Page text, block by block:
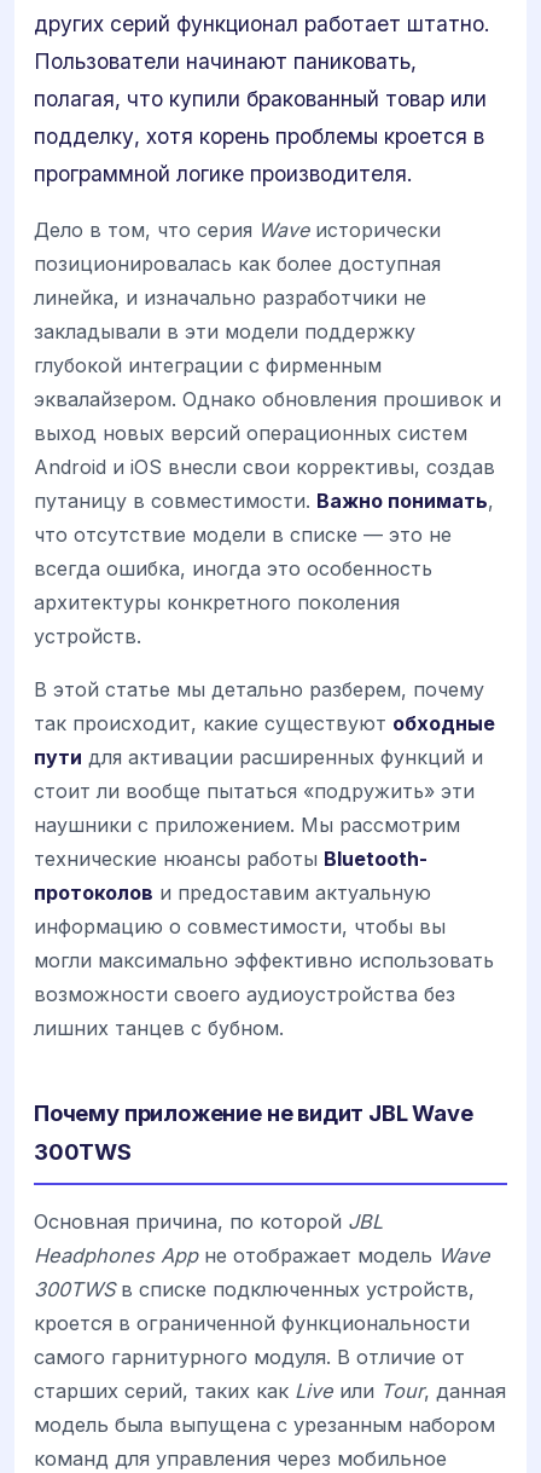
других серий функционал работает штатно.
Пользователи начинают паниковать,
полагая, что купили бракованный товар или
подделку, хотя корень проблемы кроется в
программной логике производителя.
Дело в том, что серия Waveисторически
позиционировалась как более доступная
линейка, и изначально разработчики не
закладывали в эти модели поддержку
глубокой интеграции с фирменным
эквалайзером. Однако обновления прошивок и
выход новых версий операционных систем
Android и iOS внесли свои коррективы, создав
путаницу в совместимости. Важно понимать,
что отсутствие модели в списке — это не
всегда ошибка, иногда это особенность
архитектуры конкретного поколения
устройств.
В этой статье мы детально разберем, почему
так происходит, какие существуют обходные
пути для активации расширенных функций и
стоит ли вообще пытаться «подружить» эти
наушники с приложением. Мы рассмотрим
технические нюансы работы Bluetooth-
протоколов и предоставим актуальную
информацию о совместимости, чтобы вы
могли максимально эффективно использовать
возможности своего аудиоустройства без
лишних танцев с бубном.
Почему приложение не видит JBL Wave
300TWS
Основная причина, по которой JBL
Headphones Appне отображает модель Wave
300TWSв списке подключенных устройств,
кроется в ограниченной функциональности
самого гарнитурного модуля. В отличие от
старших серий, таких как Live или Tour, данная
модель была выпущена с урезанным набором
команд для управления через мобильное